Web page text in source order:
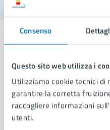
Consenso
Questo sito web utilizza i
Utilizziamo cookie tecnici di
garantire la corretta
raccogliere informazioni
utenti.
Comune di Napoli
AMMINISTRAZIONE
Aree amministrative